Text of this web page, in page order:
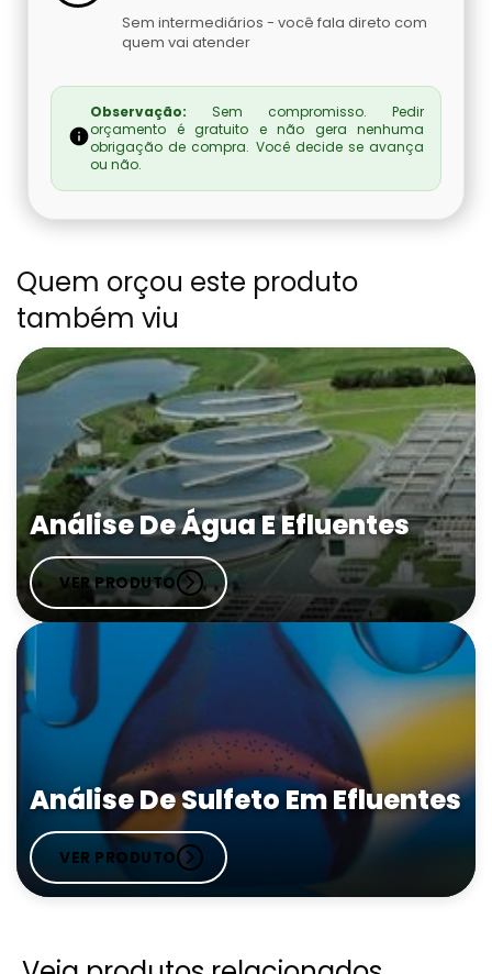
Sem intermediários - você fala direto com
quem vai atender
Observação: Sem compromisso. Pedir
orçamento é gratuito e não gera nenhuma
obrigação de compra. Você decide se avança
ou não.
Quem orçou este produto
também viu
Análise De Água E Efluentes
VER PRODUTO
Análise De Sulfeto Em Efluentes
VER PRODUTO